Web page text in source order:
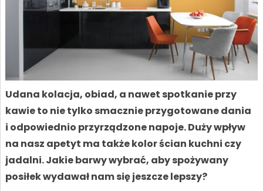
Udana kolacja, obiad, a nawet spotkanie przy
kawie to nie tylko smacznie przygotowane dania
i odpowiednio przyrządzone napoje. Duży wpływ
na nasz apetyt ma także kolor ścian kuchni czy
jadalni. Jakie barwy wybrać, aby spożywany
posiłek wydawał nam się jeszcze lepszy?